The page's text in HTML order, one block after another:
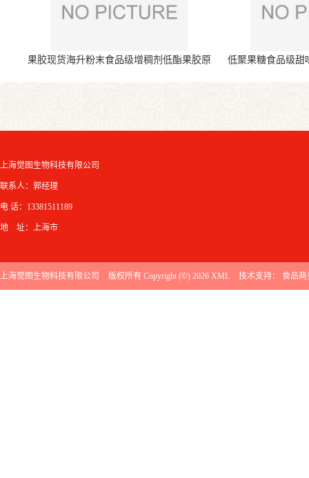
果胶现货海升粉末食品级增稠剂低酯果胶原
低聚果糖食品级甜
上海觉图生物科技有限公司
联系人：郭经理
电 话：13381511189
地 址：上海市
上海觉图生物科技有限公司 版权所有 Copyright (©) 2026 XML 技术支持： 食品商